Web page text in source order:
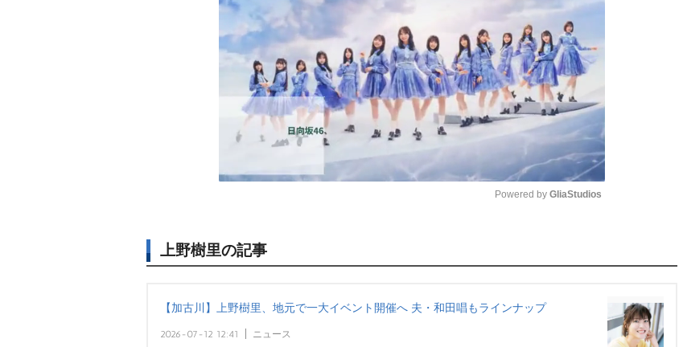
u
e
Powered by GliaStudios
上野樹里の記事
【加古川】上野樹里、地元で一大イベント開催へ 夫・和田唱もラインナップ
2026-07-12 12:41 ニュース